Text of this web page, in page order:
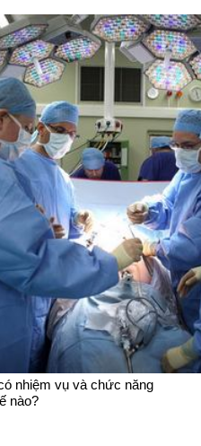
nhiệm vụ và chức năng
nào?